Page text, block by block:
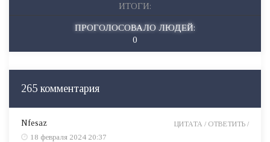
ИТОГИ:
ПРОГОЛОСОВАЛО ЛЮДЕЙ:
0
265 комментария
Nfesaz
18 февраля 2024 20:37
ЦИТАТА / ОТВЕТИТЬ /